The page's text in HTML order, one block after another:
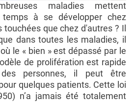
maladies mettent
à se développer chez
que chez d'autres ? Il
dans toutes les maladies, il
le « bien » est dépassé par le
de prolifération est rapide
personnes, il peut être
quelques patients. Cette loi
n’a jamais été totalement